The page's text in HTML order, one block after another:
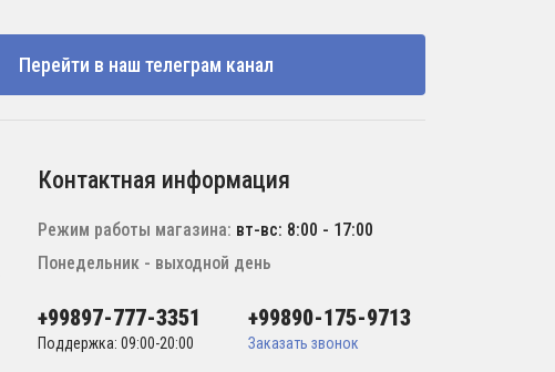
Перейти в наш телеграм канал
Контактная информация
Режим работы магазина: вт-вс: 8:00 - 17:00
Понедельник - выходной день
+99897-777-3351
Поддержка: 09:00-20:00
+99890-175-9713
Заказать звонок